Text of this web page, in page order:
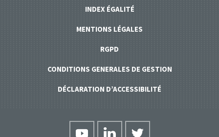
INDEX ÉGALITÉ
MENTIONS LÉGALES
RGPD
CONDITIONS GENERALES DE GESTION
DÉCLARATION D’ACCESSIBILITÉ